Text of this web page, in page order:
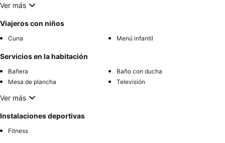
Ver más
Viajeros con niños
Cuna Menú infantil
Servicios en la habitación
Bañera
Baño con ducha
Mesa de plancha
Televisión
Ver más
Instalaciones deportivas
Fitness